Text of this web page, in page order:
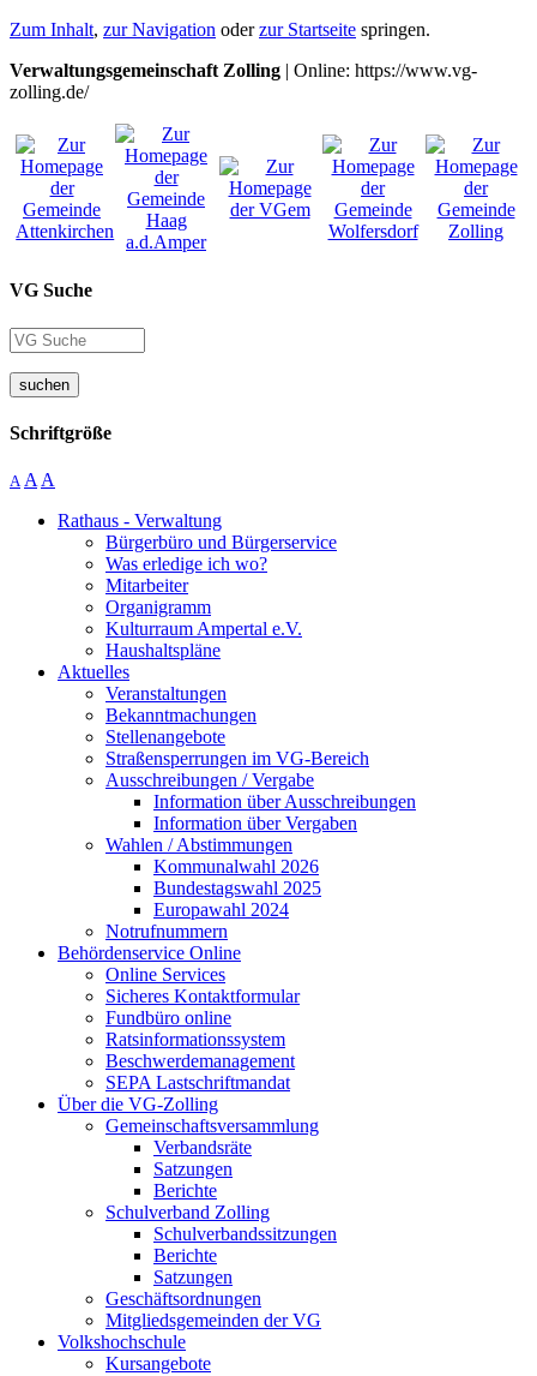
Zum Inhalt, zur Navigation oderzur Startseite springen.
Verwaltungsgemeinschaft Zolling | Online: https://www.vg-
zolling.de/
VG Suche
suchen
Schriftgröße
A A A
Rathaus - Verwaltung
Bürgerbüro und Bürgerservice
Was erledige ich wo?
Mitarbeiter
Organigramm
Kulturraum Ampertal e.V.
Haushaltspläne
Aktuelles
Veranstaltungen
Bekanntmachungen
Stellenangebote
Straßensperrungen im VG-Bereich
Ausschreibungen / Vergabe
Information über Ausschreibungen
Information über Vergaben
Wahlen / Abstimmungen
Kommunalwahl 2026
Bundestagswahl 2025
Europawahl 2024
Notrufnummern
Behördenservice Online
Online Services
Sicheres Kontaktformular
Fundbüro online
Ratsinformationssystem
Beschwerdemanagement
SEPA Lastschriftmandat
Über die VG-Zolling
Gemeinschaftsversammlung
Verbandsräte
Satzungen
Berichte
Schulverband Zolling
Schulverbandssitzungen
Berichte
Satzungen
Geschäftsordnungen
Mitgliedsgemeinden der VG
Volkshochschule
Kursangebote